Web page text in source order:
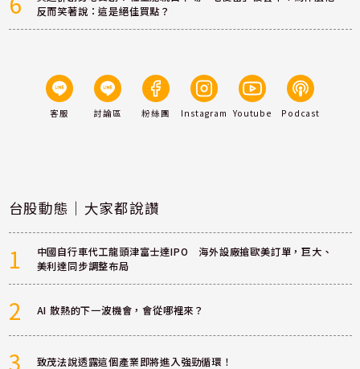
反而笑著說：這是絕佳買點？
客服 討論區 粉絲團 Instagram Youtube Podcast
台股動態｜大家都說讚
1
中國自行車代工龍頭津富士達IPO 海外設廠搶歐美訂單，巨大、
美利達同步調整布局
2 AI 散熱的下一波機會，會從哪裡來？
3 致茂法說透露這個產業即將進入強勁循環！